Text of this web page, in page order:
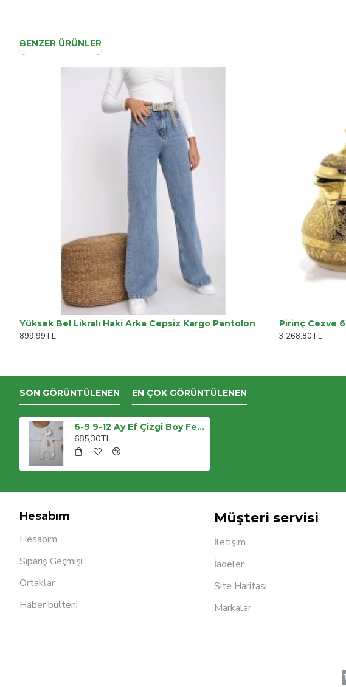
BENZER ÜRÜNLER
Yüksek Bel Likralı Haki Arka Cepsiz Kargo Pantolon
899,99TL
Pirinç Cezve
3.268,80TL
SON GÖRÜNTÜLENEN EN ÇOK GÖRÜNTÜLENEN
6-9 9-12 Ay Ef Çizgi Boy Fermuarlı Zürafa Nakışlı Kapşonlu Kız Erkek Bebek Tulumu
685,30TL
Hesabım
Hesabım
Sipariş Geçmişi
Ortaklar
Haber bülteni
Müşteri servisi
İletişim
İadeler
Site Haritası
Markalar